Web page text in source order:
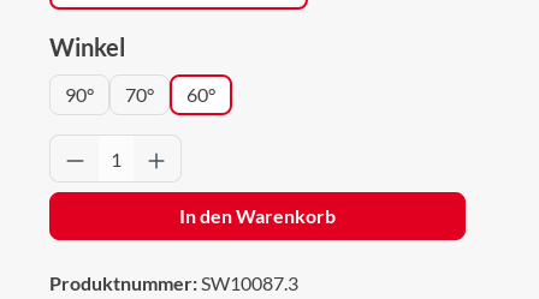
Winkel
90° 70° 60°
Produkt Anzahl: Gib den gewünschten
In den Warenkorb
Produktnummer:SW10087.3